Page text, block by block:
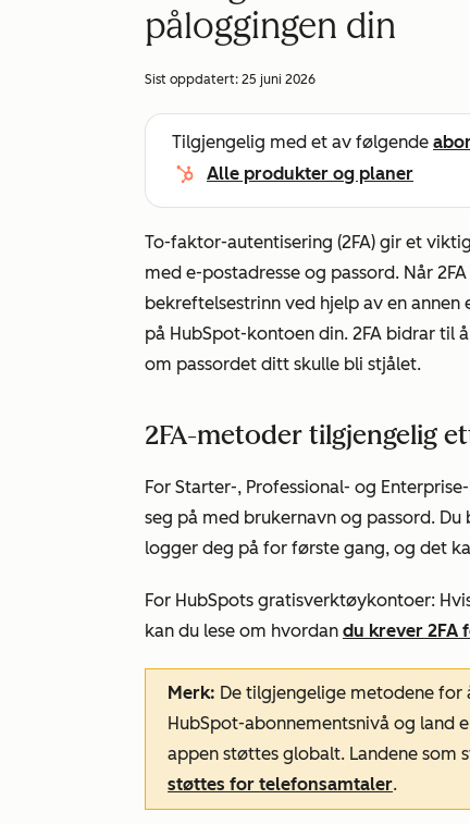
påloggingen din
Sist oppdatert: 25 juni 2026
Tilgjengelig med et av følgende
Alle produkter og planer
To-faktor-autentisering (2FA) gir et
med e-postadresse og passord. Når
bekreftelsestrinn ved hjelp av en
på HubSpot-kontoen din. 2FA bidrar til
om passordet ditt skulle bli stjålet.
2FA-metoder tilgjengelig
For Starter-, Professional- og
seg på med brukernavn og passord.
logger deg på for første gang, og det
For HubSpots gratisverktøykontoer:
kan du lese om hvordan du krever 2FA
Merk: De tilgjengelige metodene for
HubSpot-abonnementsnivå og land
appen støttes globalt. Landene som
støttes for telefonsamtaler.